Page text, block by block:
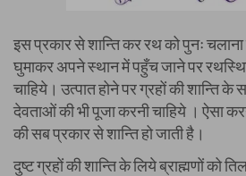
इस प्रकार से शान्ति कर रथ को पुनः चलाना
घुमाकर अपने स्थान में पहुँच जाने पर
चाहिये। उत्पात होने पर ग्रहों की शान्ति के
देवताओं की भी पूजा करनी चाहिये । ऐसा
की सब प्रकार से शान्ति हो जाती है।
दुष्ट ग्रहों की शान्ति के लिये ब्राह्मणों को